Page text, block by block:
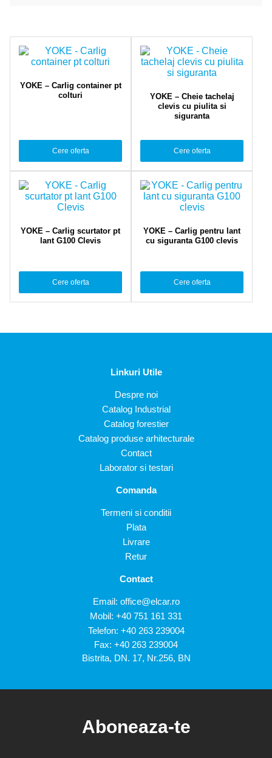
YOKE – Carlig container pt
colturi
Cere oferta
YOKE – Cheie tachelaj
clevis cu piulita si
siguranta
Cere oferta
YOKE – Carlig scurtator pt
lant G100 Clevis
Cere oferta
YOKE – Carlig pentru lant
cu siguranta G100 clevis
Cere oferta
Linkuri Utile
Despre noi
Catalog Industrial
Catalog forestier
Catalog produse arhitecturale
Contact
Laborator si testari
Comanda
Termeni si conditii
Plata
Livrare
Retur
Contact
Email: office@elcar.ro
Mobil: +40 751 161 331
Telefon: +40 263 239004
Fax: +40 263 239004
Bistrita, DN. 17, Nr.256, BN
Aboneaza-te